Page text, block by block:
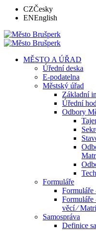
CZČesky
ENEnglish
MĚSTO A ÚŘAD
Úřední deska
E-podatelna
Městský úřad
Základní
Úřední
Odbory
Formuláře
Formuláře
Formuláře
věcí ⁄
Samospráva
Definice